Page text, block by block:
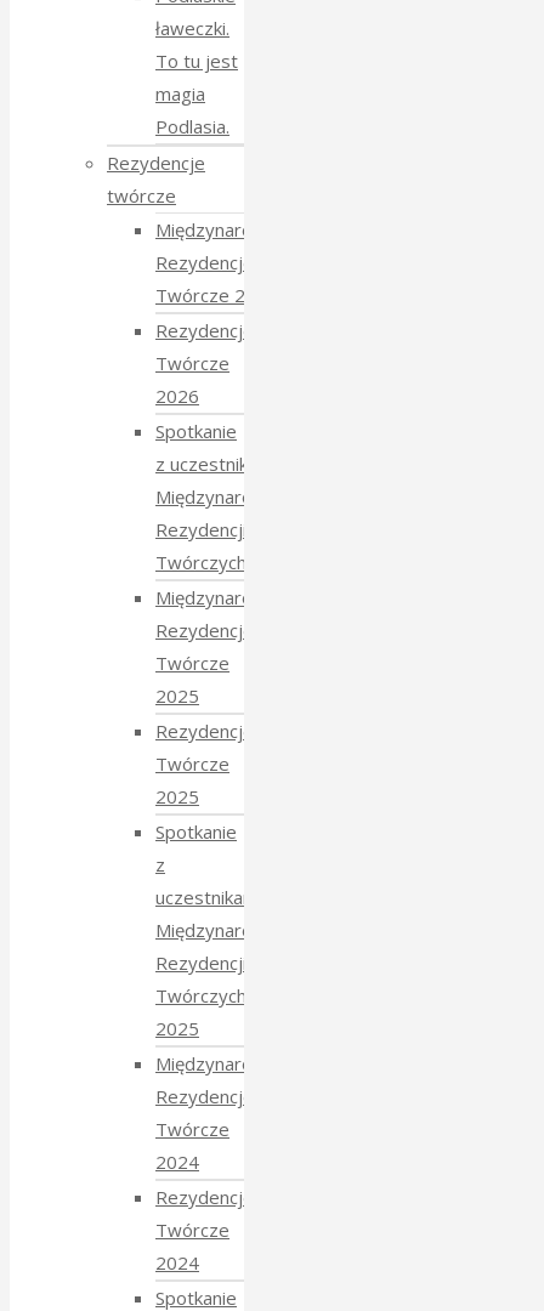
ławeczki.
To tu jest
magia
Podlasia.
Rezydencje
twórcze
Międzynarodowe
Rezydencje
Twórcze 2026
Rezydencje
Twórcze
2026
Spotkanie
z uczestnikami
Międzynarodowych
Rezydencji
Twórczych 2026
Międzynarodowe
Rezydencje
Twórcze
2025
Rezydencje
Twórcze
2025
Spotkanie
z
uczestnikami
Międzynarodowych
Rezydencji
Twórczych
2025
Międzynarodowe
Rezydencje
Twórcze
2024
Rezydencje
Twórcze
2024
Spotkanie